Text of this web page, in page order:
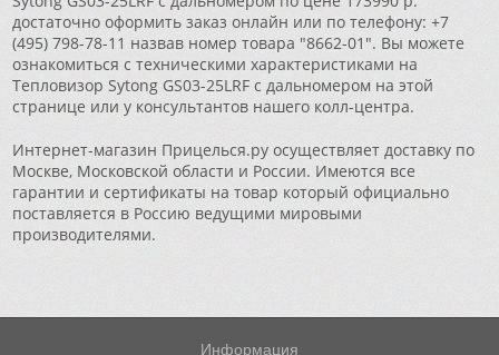
достаточно оформить заказ онлайн или по телефону: +7
(495) 798-78-11 назвав номер товара "8662-01". Вы можете
ознакомиться с техническими характеристиками на
Тепловизор Sytong GS03-25LRF с дальномером на этой
странице или у консультантов нашего колл-центра.
Интернет-магазин Прицелься.ру осуществляет доставку по
Москве, Московской области и России. Имеются все
гарантии и сертификаты на товар который официально
поставляется в Россию ведущими мировыми
производителями.
Информация